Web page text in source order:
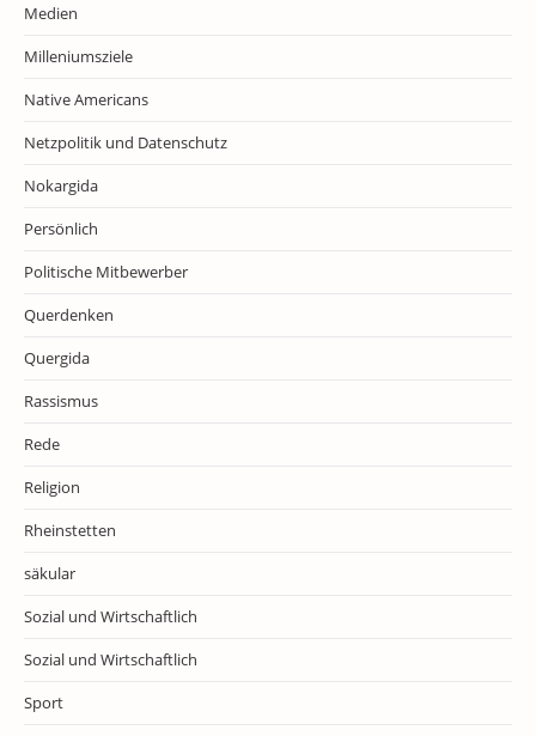
Medien
Milleniumsziele
Native Americans
Netzpolitik und Datenschutz
Nokargida
Persönlich
Politische Mitbewerber
Querdenken
Quergida
Rassismus
Rede
Religion
Rheinstetten
säkular
Sozial und Wirtschaftlich
Sozial und Wirtschaftlich
Sport